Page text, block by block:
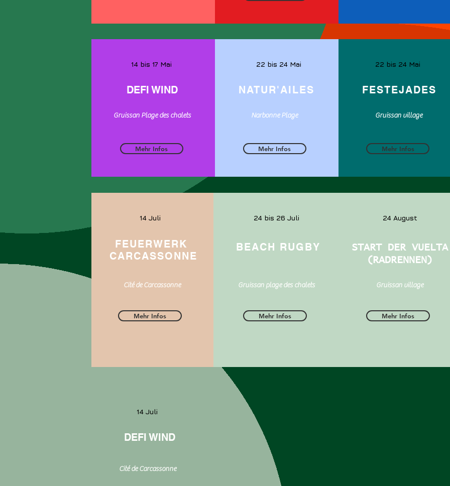
14 bis 17 Mai
DEFI WIND
Gruissan Plage des chalets
Mehr Infos
22 bis 24 Mai
NATUR'AILES
Narbonne Plage
Mehr Infos
22 bis 24 Mai
FESTEJADES
Gruissan village
Mehr Infos
14 Juli
FEUERWERK
CARCASSONNE
Cité de Carcassonne
Mehr Infos
24 bis 26 Juli
BEACH RUGBY
Gruissan plage des chalets
Mehr Infos
24 August
START DER VUELTA
(RADRENNEN)
Gruissan village
Mehr Infos
14 Juli
DEFI WIND
Cité de Carcassonne